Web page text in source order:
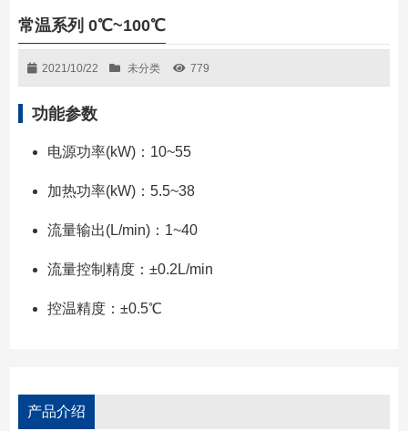
常温系列 0℃~100℃
2021/10/22 未分类 779
功能参数
电源功率(kW)：10~55
加热功率(kW)：5.5~38
流量输出(L/min)：1~40
流量控制精度：±0.2L/min
控温精度：±0.5℃
产品介绍